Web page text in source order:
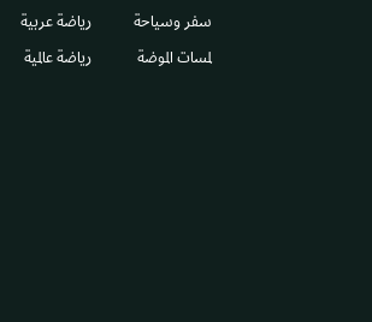
سفر وسياحة
لمسات الموضة
رياضة عربية
رياضة عالمية